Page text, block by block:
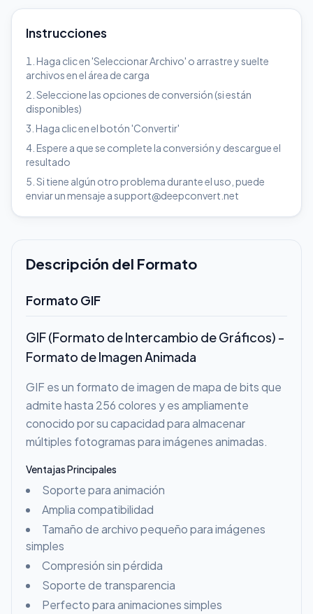
Instrucciones
Haga clic en 'Seleccionar Archivo' o arrastre y suelte
archivos en el área de carga
Seleccione las opciones de conversión (si están
disponibles)
Haga clic en el botón 'Convertir'
Espere a que se complete la conversión y descargue el
resultado
Si tiene algún otro problema durante el uso, puede
enviar un mensaje a support@deepconvert.net
Descripción del Formato
Formato GIF
GIF (Formato de Intercambio de Gráficos) -
Formato de Imagen Animada
GIF es un formato de imagen de mapa de bits que
admite hasta 256 colores y es ampliamente
conocido por su capacidad para almacenar
múltiples fotogramas para imágenes animadas.
Ventajas Principales
Soporte para animación
Amplia compatibilidad
Tamaño de archivo pequeño para imágenes
simples
Compresión sin pérdida
Soporte de transparencia
Perfecto para animaciones simples